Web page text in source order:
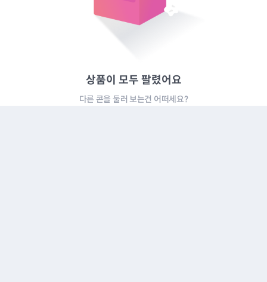
상품이 모두 팔렸어요
다른 콘을 둘러 보는건 어떠세요?